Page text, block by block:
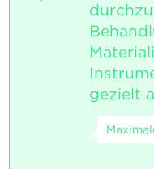
gezielt